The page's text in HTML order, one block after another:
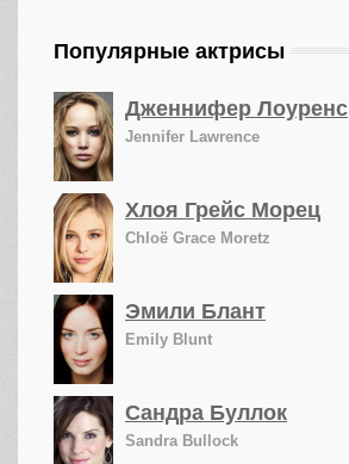
Популярные актрисы
Дженнифер Лоуренс
Jennifer Lawrence
Хлоя Грейс Морец
Chloë Grace Moretz
Эмили Блант
Emily Blunt
Сандра Буллок
Sandra Bullock